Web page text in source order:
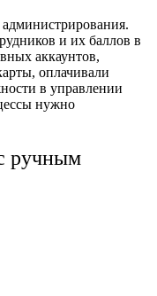
и их баллов в
аккаунтов,
оплачивали
в управлении
нужно
ручным